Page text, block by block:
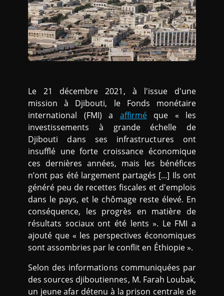
Le 21 décembre 2021, à l'issue d'une
mission à Djibouti, le Fonds monétaire
international (FMI) a affirméque « les
investissements à grande échelle de
Djibouti dans ses infrastructures ont
insufflé une forte croissance économique
ces dernières années, mais les bénéfices
n’ont pas été largement partagés [...] Ils ont
généré peu de recettes fiscales et d'emplois
dans le pays, et le chômage reste élevé. En
conséquence, les progrès en matière de
résultats sociaux ont été lents ». Le FMI a
ajouté que « les perspectives économiques
sont assombries par le conflit en Éthiopie ».
Selon des informations communiquées par
des sources djiboutiennes, M. Farah Loubak,
un jeune afar détenu à la prison centrale de